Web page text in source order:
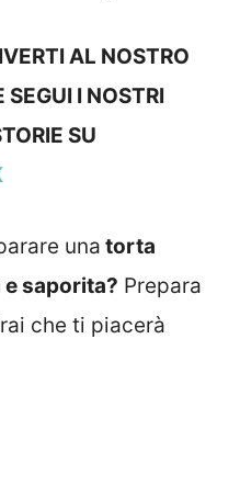
AL NOSTRO
I NOSTRI
SU
una torta
saporita? Prepara
che ti piacerà